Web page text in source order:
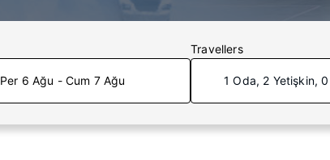
Per 6 Ağu - Cum 7 Ağu
Travellers
1 Oda, 2 Yetişkin,